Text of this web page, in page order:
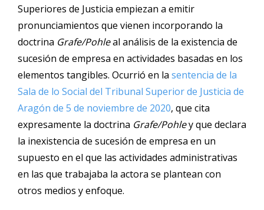
Superiores de Justicia empiezan a emitir
pronunciamientos que vienen incorporando la
doctrina Grafe/Pohleal análisis de la existencia de
sucesión de empresa en actividades basadas en los
elementos tangibles. Ocurrió en la sentencia de la
Sala de lo Social del Tribunal Superior de Justicia de
Aragón de 5 de noviembre de 2020, que cita
expresamente la doctrina Grafe/Pohley que declara
la inexistencia de sucesión de empresa en un
supuesto en el que las actividades administrativas
en las que trabajaba la actora se plantean con
otros medios y enfoque.